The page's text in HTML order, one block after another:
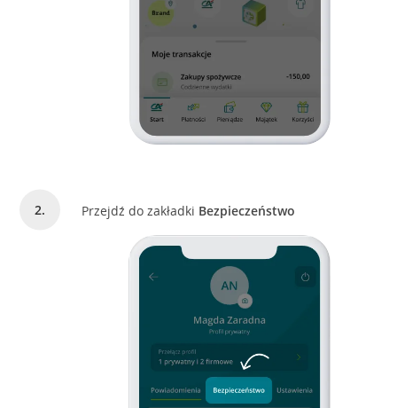
Przejdź do zakładki Bezpieczeństwo